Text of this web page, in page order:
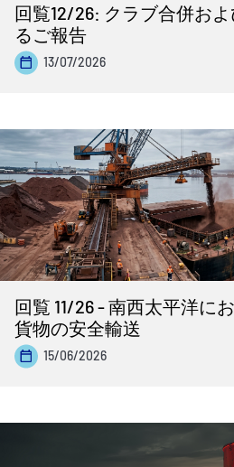
回覧12/26: クラブ合併お
るご報告
13/07/2026
回覧 11/26 - 南西太平洋に
貨物の安全輸送
15/06/2026